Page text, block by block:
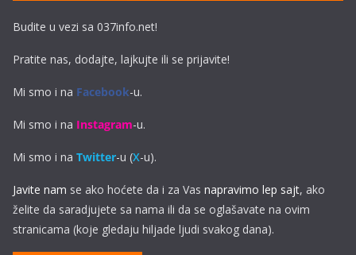
Budite u vezi sa 037info.net!
Pratite nas, dodajte, lajkujte ili se prijavite!
Mi smo i na Facebook-u.
Mi smo i na Instagram-u.
Mi smo i na Twitter-u (X-u).
Javite nam se ako hoćete da i za Vas napravimo lep sajt, ako
želite da saradjujete sa nama ili da se oglašavate na ovim
stranicama (koje gledaju hiljade ljudi svakog dana).